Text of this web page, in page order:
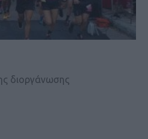
διοργάνωσης